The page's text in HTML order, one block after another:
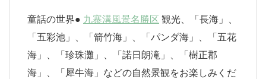
童話の世界● 九寨溝風景名勝区 観光、「長海」、
「五彩池」、「箭竹海」、「パンダ海」、「五花
海」、「珍珠灘」、「諾日朗滝」、「樹正郡
海」、「犀牛海」などの自然景観をお楽しみくだ